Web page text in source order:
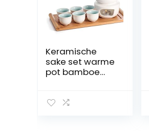
Keramische
sake set warme
pot bamboe
Hot Saki Drink, 10